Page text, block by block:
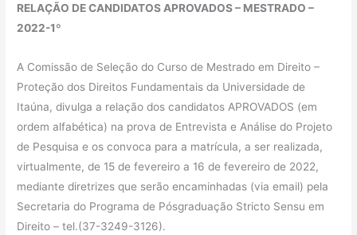
RELAÇÃO DE CANDIDATOS APROVADOS – MESTRADO –
2022-1º
A Comissão de Seleção do Curso de Mestrado em Direito –
Proteção dos Direitos Fundamentais da Universidade de
Itaúna, divulga a relação dos candidatos APROVADOS (em
ordem alfabética) na prova de Entrevista e Análise do Projeto
de Pesquisa e os convoca para a matrícula, a ser realizada,
virtualmente, de 15 de fevereiro a 16 de fevereiro de 2022,
mediante diretrizes que serão encaminhadas (via email) pela
Secretaria do Programa de Pósgraduação Stricto Sensu em
Direito – tel.(37-3249-3126).